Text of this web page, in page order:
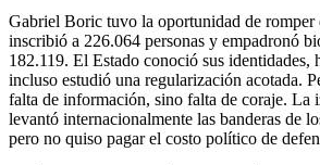
Gabriel Boric tuvo la oportunidad de romper
inscribió a 226.064 personas y empadronó
182.119. El Estado conoció sus identidades,
incluso estudió una regularización acotada.
falta de información, sino falta de coraje. La
levantó internacionalmente las banderas de
pero no quiso pagar el costo político de